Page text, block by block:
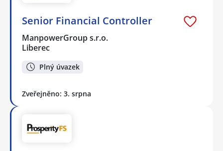
Senior Financial Controller
ManpowerGroup s.r.o.
Liberec
Plný úvazek
Zveřejněno: 3. srpna